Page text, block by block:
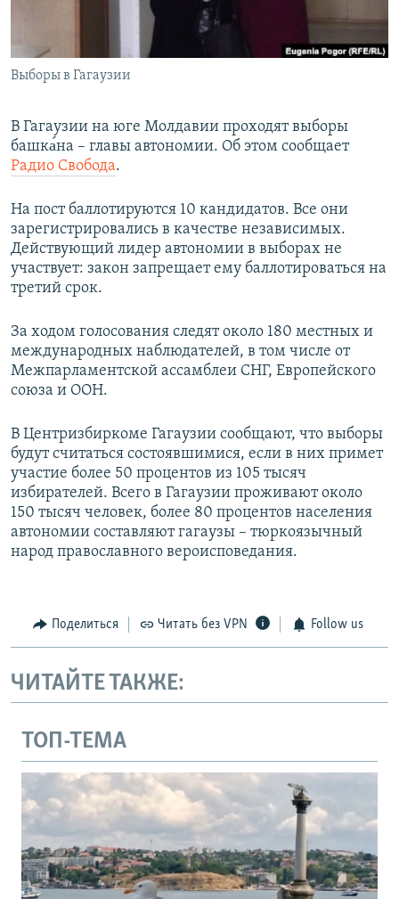
ПОБЕДИТЕЛЕЙ НЕ СУДЯТ?
КРЫМ.НЕПОКОРЕННЫЙ
ELIFBE
Все сайты RFE/RL
Выборы в Гагаузии
В Гагаузии на юге Молдавии проходят выборы
башка́на – главы автономии. Об этом сообщает
Радио Свобода.
На пост баллотируются 10 кандидатов. Все они
зарегистрировались в качестве независимых.
Действующий лидер автономии в выборах не
участвует: закон запрещает ему баллотироваться на
третий срок.
За ходом голосования следят около 180 местных и
международных наблюдателей, в том числе от
Межпарламентской ассамблеи СНГ, Европейского
союза и ООН.
В Центризбиркоме Гагаузии сообщают, что выборы
будут считаться состоявшимися, если в них примет
участие более 50 процентов из 105 тысяч
избирателей. Всего в Гагаузии проживают около
150 тысяч человек, более 80 процентов населения
автономии составляют гагаузы – тюркоязычный
народ православного вероисповедания.
Поделиться Читать без VPN Follow us
ЧИТАЙТЕ ТАКЖЕ:
ТОП-ТЕМА